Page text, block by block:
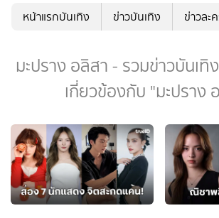
หน้าแรกบันเทิง ข่าวบันเทิง ข่าวละ
มะปราง อลิสา - รวมข่าวบันเ
เกี่ยวข้องกับ "มะปราง